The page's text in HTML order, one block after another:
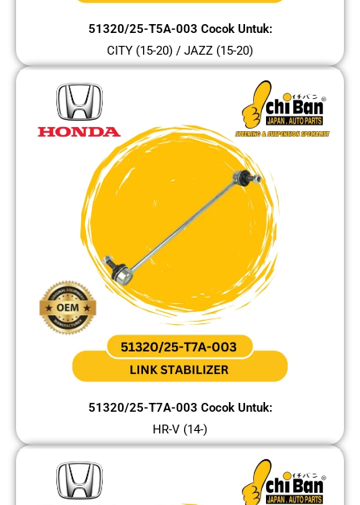
51320/25-T5A-003 Cocok Untuk:
CITY (15-20) / JAZZ (15-20)
51320/25-T7A-003 Cocok Untuk:
HR-V (14-)